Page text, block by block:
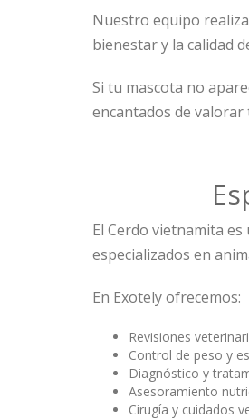
Nuestro equipo
bienestar y la calidad
Si tu mascota no
encantados de
El Cerdo vietnamita
especializados en
En Exotely ofrecemos:
Revisiones
Control de peso y
Diagnóstico y
Asesoramiento
Cirugía y cuidados